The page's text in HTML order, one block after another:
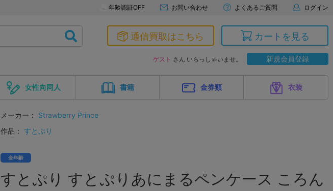
年齢認証OFF お問い合わせ よくあるご質問 ログイン
通信買取はこちら カートを見る
ゲスト さん いらっしゃいませ。 新規会員登録
女性向同人 書籍 金券類 衣装
メーカー：
Strawberry Prince
作品： すとぷり
全年齢
すとぷり すとぷりあにまるペンケース ころん